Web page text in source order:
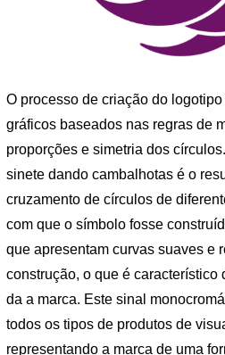
O processo de criação do
gráficos baseados nas regras de
proporções e simetria dos
sinete dando cambalhotas é o
cruzamento de círculos de
com que o símbolo fosse
que apresentam curvas suaves e
construção, o que é característico
da a marca. Este sinal
todos os tipos de produtos de
representando a marca de uma